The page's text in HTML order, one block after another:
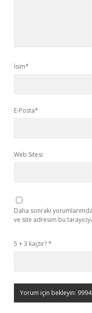
İsim*
E-Posta*
Web Sitesi
Daha sonraki
ve site adresim bu
5 + 3 kaçtır?*